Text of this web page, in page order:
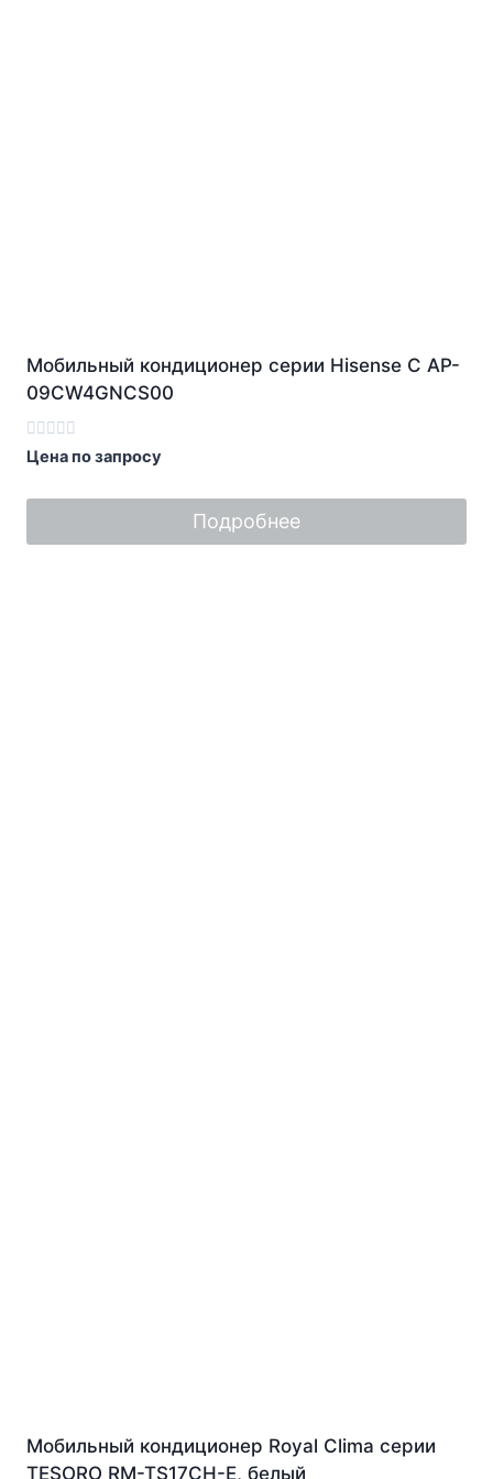
Мобильный кондиционер cерии Hisense C AP-
09CW4GNCS00
Оценка
0
5
Цена по запросу
Подробнее
Мобильный кондиционер Royal Clima серии
TESORO RM-TS17CH-E, белый